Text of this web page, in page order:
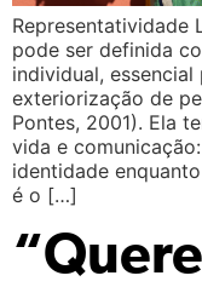
Representatividade
pode ser definida
individual,
exteriorização de
Pontes, 2001). Ela
vida e
identidade
é o […]